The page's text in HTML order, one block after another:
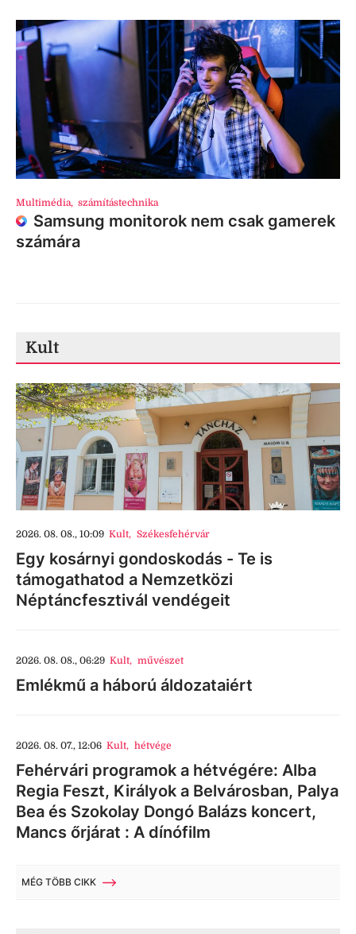
Multimédia, számítástechnika
Samsung monitorok nem csak gamerek
számára
Kult
2026. 08. 08., 10:09 Kult, Székesfehérvár
Egy kosárnyi gondoskodás - Te is
támogathatod a Nemzetközi
Néptáncfesztivál vendégeit
2026. 08. 08., 06:29 Kult, művészet
Emlékmű a háború áldozataiért
2026. 08. 07., 12:06 Kult, hétvége
Fehérvári programok a hétvégére: Alba
Regia Feszt, Királyok a Belvárosban, Palya
Bea és Szokolay Dongó Balázs koncert,
Mancs őrjárat : A dínófilm
MÉG TÖBB CIKK